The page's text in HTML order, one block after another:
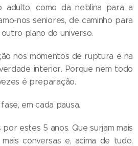
adulto, como da neblina para a
nos seniores, de caminho para
plano do universo.
nos momentos de ruptura e na
interior. Porque nem todo
é preparação.
em cada pausa.
estes 5 anos. Que surjam mais
conversas e, acima de tudo,